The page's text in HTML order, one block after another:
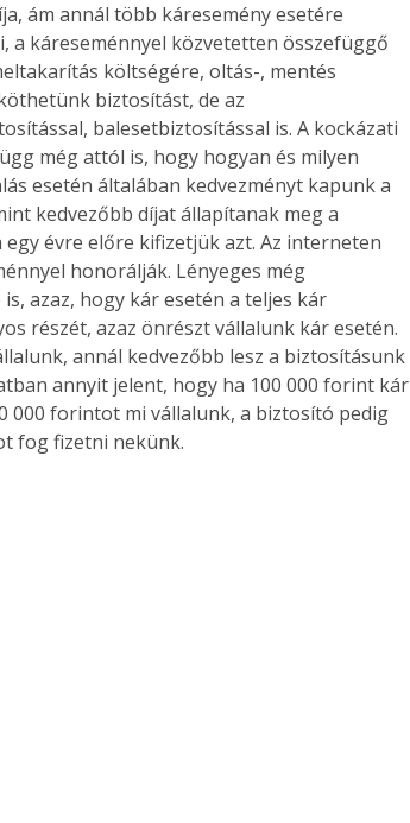
ám annál több káresemény esetére
a káreseménnyel közvetetten összefüggő
költségére, oltás-, mentés
biztosítást, de az
balesetbiztosítással is. A kockázati
még attól is, hogy hogyan és milyen
esetén általában kedvezményt kapunk a
kedvezőbb díjat állapítanak meg a
évre előre kifizetjük azt. Az interneten
honorálják. Lényeges még
azaz, hogy kár esetén a teljes kár
részét, azaz önrészt vállalunk kár esetén.
annál kedvezőbb lesz a biztosításunk
annyit jelent, hogy ha 100 000 forint kár
000 forintot mi vállalunk, a biztosító pedig
fog fizetni nekünk.